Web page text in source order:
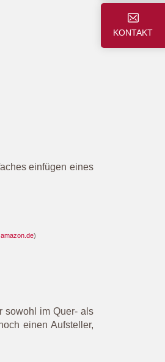
einfügen eines
)
sowohl im Quer- als
einen Aufsteller,
KONTAKT